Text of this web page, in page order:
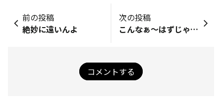
前の投稿
絶妙に遠いんよ
次の投稿
こんなぁ〜はずじゃぁ〜😅
コメントする